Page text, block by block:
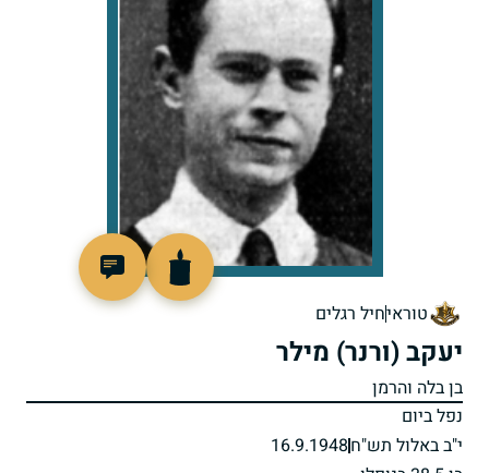
טוראיחיל רגלים
יעקב (ורנר) מילר
בן בלה והרמן
נפל ביום
י"ב באלול תש"ח16.9.1948